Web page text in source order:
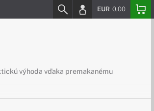
EUR 0,00
výhoda vďaka premakanému